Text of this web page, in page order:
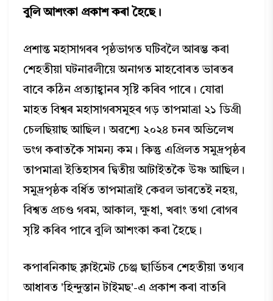
বুলি আশংকা প্রকাশ কৰা হৈছে।
প্রশান্ত মহাসাগৰৰ পৃষ্ঠভাগত ঘটিবলৈ আৰম্ভ কৰা
শেহতীয়া ঘটনাৱলীয়ে অনাগত মাহবোৰত ভাৰতৰ
বাবে কঠিন প্রত্যাহ্বানৰ সৃষ্টি কৰিব পাৰে। যোৱা
মাহত বিশ্বৰ মহাসাগৰসমূহৰ গড় তাপমাত্রা ২১ ডিগ্রী
চেলছিয়াছ আছিল। অৱশ্যে ২০২৪ চনৰ অভিলেখ
ভংগ কৰাতকৈ সামন্য কম। কিন্তু এপ্ৰিলত সমুদ্রপৃষ্ঠৰ
তাপমাত্রা ইতিহাসৰ দ্বিতীয় আটাইতকৈ উষ্ণ আছিল।
সমুদ্রপৃষ্ঠক বর্ধিত তাপমাত্রাই কেৱল ভাৰতেই নহয়,
বিশ্বত প্রচণ্ড গৰম, আকাল, ক্ষুধা, খৰাং তথা ৰোগৰ
সৃষ্টি কৰিব পাৰে বুলি আশংকা কৰা হৈছে।
কপাৰনিকাছ ক্লাইমেট চেঞ্জ ছাৰ্ভিচৰ শেহতীয়া তথ্যৰ
আধাৰত 'হিন্দুস্তান টাইমছ'-এ প্রকাশ কৰা বাতৰি